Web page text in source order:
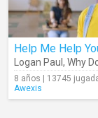
Help Me Help
Logan Paul , Why
8 años | 13745
Awexis